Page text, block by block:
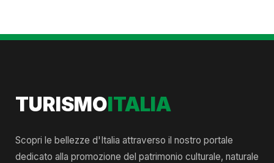
TURISMOITALIA
Scopri le bellezze d'Italia attraverso il nostro portale
dedicato alla promozione del patrimonio culturale, naturale